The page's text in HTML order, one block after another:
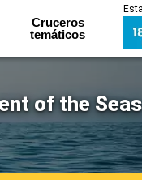
Cruceros
temáticos
of the Seas